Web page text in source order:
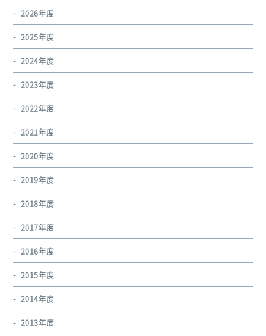
2026年度
2025年度
2024年度
2023年度
2022年度
2021年度
2020年度
2019年度
2018年度
2017年度
2016年度
2015年度
2014年度
2013年度